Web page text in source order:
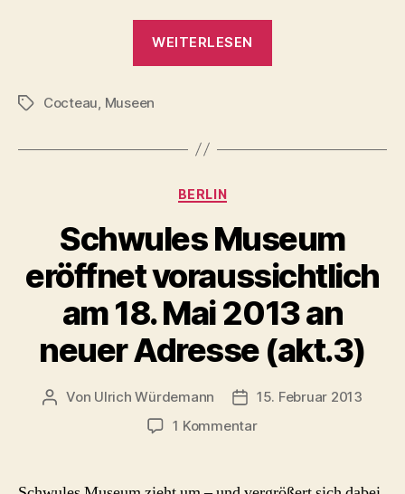
WEITERLESEN
Milly-
Schlagwörter
Cocteau, Museen
Kategorien
BERLIN
Schwules Museum
eröffnet voraussichtlich
am 18. Mai 2013 an
neuer Adresse (akt.3)
Beitragsautor
Von Ulrich Würdemann Beitragsdatum
15. Februar 2013
1 Kommentarzu
eröffnet